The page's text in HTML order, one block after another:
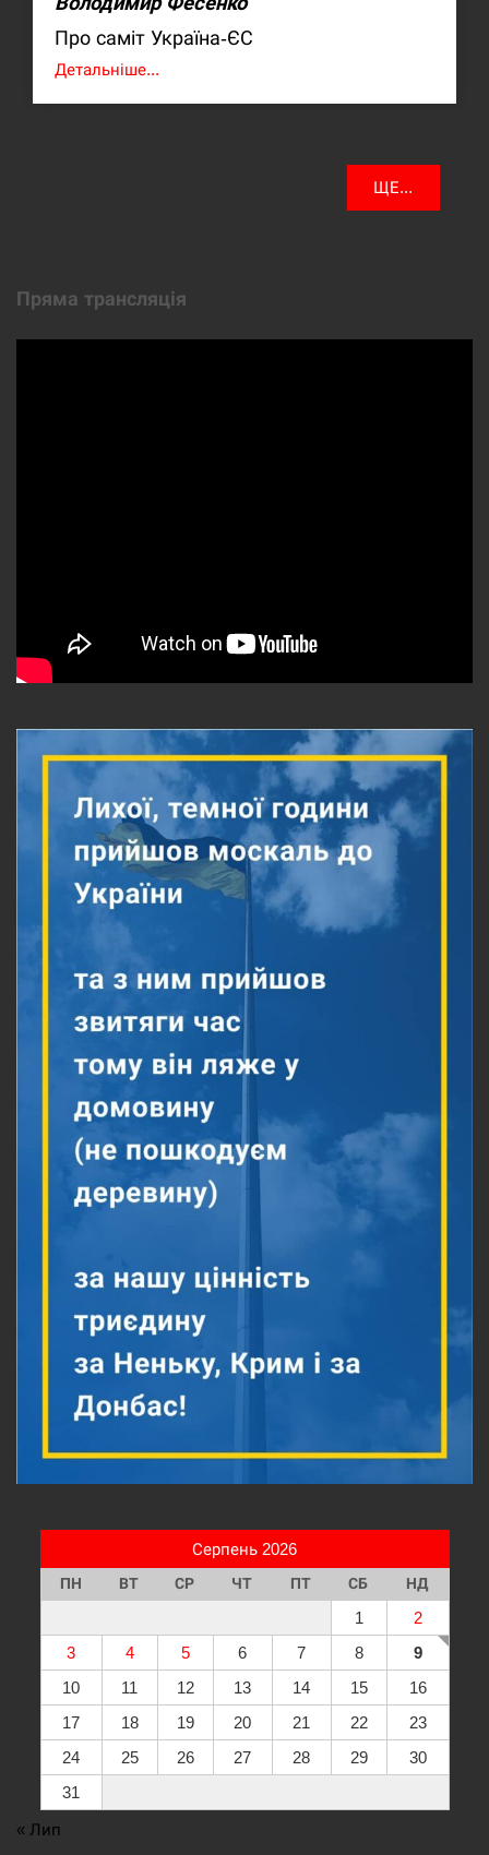
Про саміт Україна-ЄС
Детальніше...
ЩЕ...
Пряма трансляція
Серпень 2026
ПН ВТ СР ЧТ ПТ СБ НД
1
2
3
4 5 6 7 8
9
10
11 12 13 14 15
16
17
18 19 20 21 22
23
24
25 26 27 28 29
30
31
« Лип